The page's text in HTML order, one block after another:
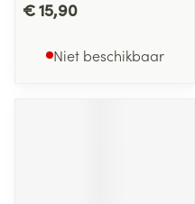
€ 15,90
Niet beschikbaar